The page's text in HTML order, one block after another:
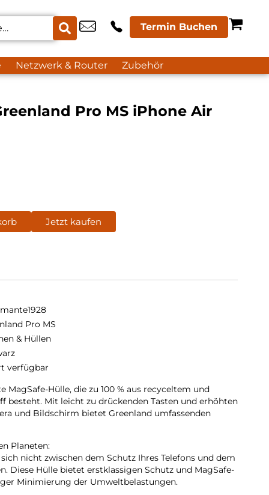
Termin Buchen
Netzwerk & Router Zubehör
Pro MS iPhone Air
Jetzt kaufen
Pro MS
& Hüllen
verfügbar
MagSafe-Hülle, die zu 100 % aus recyceltem und
besteht. Mit leicht zu drückenden Tasten und erhöhten
und Bildschirm bietet Greenland umfassenden
Planeten:
nicht zwischen dem Schutz Ihres Telefons und dem
Diese Hülle bietet erstklassigen Schutz und MagSafe-
Minimierung der Umweltbelastungen.